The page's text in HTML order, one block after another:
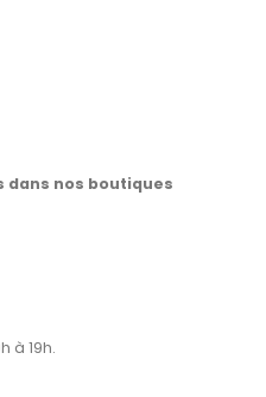
dans nos boutiques
à 19h.